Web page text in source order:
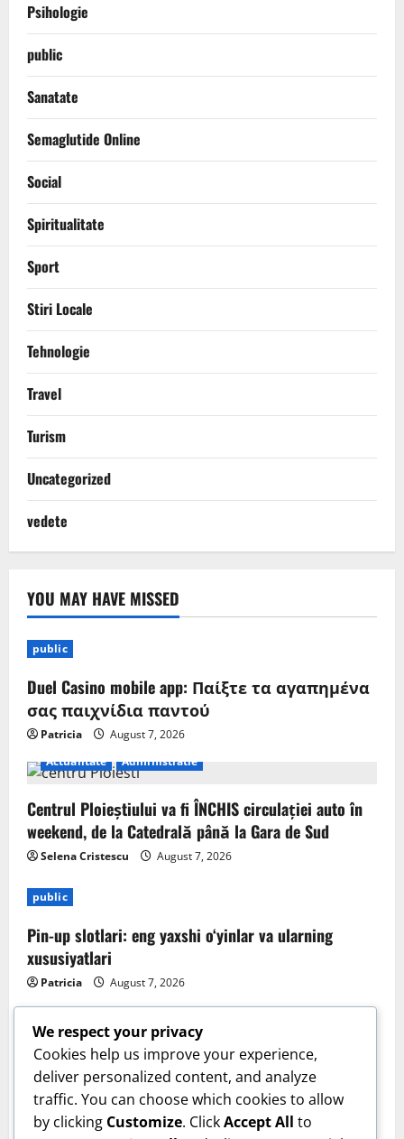
Psihologie
public
Sanatate
Semaglutide Online
Social
Spiritualitate
Sport
Stiri Locale
Tehnologie
Travel
Turism
Uncategorized
vedete
YOU MAY HAVE MISSED
public
Duel Casino mobile app: Παίξτε τα αγαπημένα
σας παιχνίδια παντού
Patricia
August 7, 2026
Actualitate
Administratie
Centrul Ploieștiului va fi ÎNCHIS circulației auto în
weekend, de la Catedrală până la Gara de Sud
Selena Cristescu August 7, 2026
public
Pin-up slotlari: eng yaxshi o‘yinlar va ularning
xususiyatlari
Patricia August 7, 2026
Sanatate
Cum îți verifici sănătatea inimii acasă. Tensiunea
We respect your privacy
Cookies help us improve your experience,
deliver personalized content, and analyze
traffic. You can choose which cookies to allow
by clicking Customize. ClickAccept All to